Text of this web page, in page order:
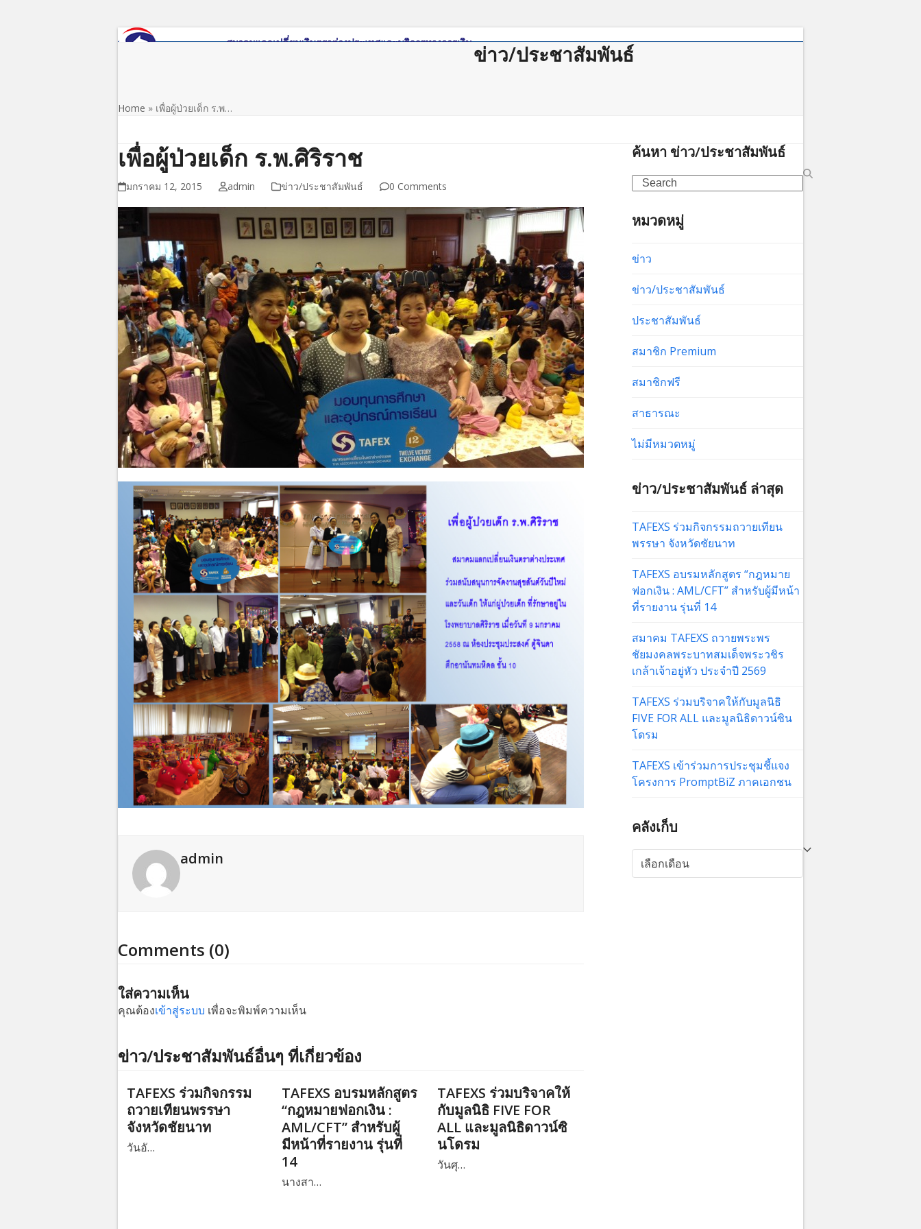
ข่าว/ประชาสัมพันธ์
Home » เพื่อผู้ป่วยเด็ก ร.พ…
เพื่อผู้ป่วยเด็ก ร.พ.ศิริราช
มกราคม 12, 2015 admin ข่าว/ประชาสัมพันธ์ 0 Comments
admin
Comments (0)
ใส่ความเห็น
คุณต้องเข้าสู่ระบบ เพื่อจะพิมพ์ความเห็น
ข่าว/ประชาสัมพันธ์อื่นๆ ที่เกี่ยวข้อง
TAFEXS ร่วมกิจกรรม
ถวายเทียนพรรษา
จังหวัดชัยนาท
วันอั…
TAFEXS อบรมหลักสูตร
“กฎหมายฟอกเงิน :
AML/CFT” สำหรับผู้
มีหน้าที่รายงาน รุ่นที่
14
นางสา…
TAFEXS ร่วมบริจาคให้
กับมูลนิธิ FIVE FOR
ALL และมูลนิธิดาวน์ซิ
นโดรม
วันศุ…
ค้นหา ข่าว/ประชาสัมพันธ์
Search
หมวดหมู่
ข่าว
ข่าว/ประชาสัมพันธ์
ประชาสัมพันธ์
สมาชิก Premium
สมาชิกฟรี
สาธารณะ
ไม่มีหมวดหมู่
ข่าว/ประชาสัมพันธ์ ล่าสุด
TAFEXS ร่วมกิจกรรมถวายเทียน
พรรษา จังหวัดชัยนาท
TAFEXS อบรมหลักสูตร “กฎหมาย
ฟอกเงิน : AML/CFT” สำหรับผู้มีหน้า
ที่รายงาน รุ่นที่ 14
สมาคม TAFEXS ถวายพระพร
ชัยมงคลพระบาทสมเด็จพระวชิร
เกล้าเจ้าอยู่หัว ประจำปี 2569
TAFEXS ร่วมบริจาคให้กับมูลนิธิ
FIVE FOR ALL และมูลนิธิดาวน์ซิน
โดรม
TAFEXS เข้าร่วมการประชุมชี้แจง
โครงการ PromptBiZ ภาคเอกชน
คลังเก็บ
คลัง
เก็บ